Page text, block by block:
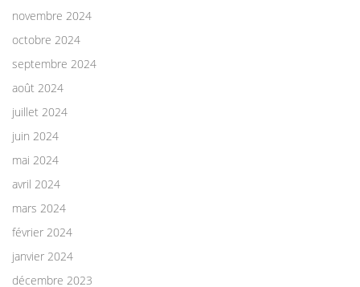
novembre 2024
octobre 2024
septembre 2024
août 2024
juillet 2024
juin 2024
mai 2024
avril 2024
mars 2024
février 2024
janvier 2024
décembre 2023